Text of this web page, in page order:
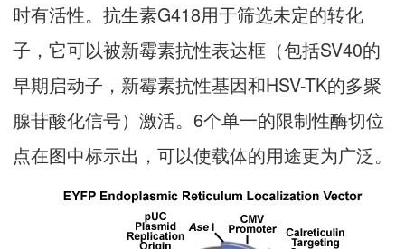
时有活性。抗生素G418用于筛选未定的转化
子，它可以被新霉素抗性表达框（包括SV40的
早期启动子，新霉素抗性基因和HSV-TK的多聚
腺苷酸化信号）激活。6个单一的限制性酶切位
点在图中标示出，可以使载体的用途更为广泛。